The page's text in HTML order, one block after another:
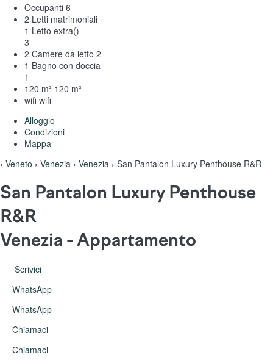
Occupanti 6
2 Letti matrimoniali
1 Letto extra()
3
2 Camere da letto 2
1 Bagno con doccia
1
120 m² 120 m²
wifi wifi
Alloggio
Condizioni
Mappa
› Veneto › Venezia › Venezia › San Pantalon Luxury Penthouse R&R
San Pantalon Luxury Penthouse
R&R
Venezia - Appartamento
Scrivici
WhatsApp
WhatsApp
Chiamaci
Chiamaci